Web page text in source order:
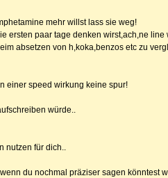
mehr willst lass sie weg!
ersten paar tage denken wirst,ach,ne line
absetzen von h,koka,benzos etc zu
einer speed wirkung keine spur!
würde..
nutzen für dich..
du nochmal präziser sagen könntest